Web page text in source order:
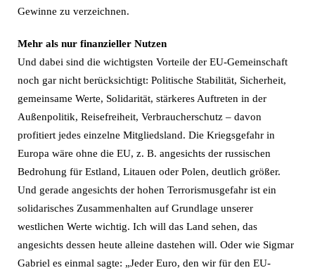
Gewinne zu verzeichnen.
Mehr als nur finanzieller Nutzen
Und dabei sind die wichtigsten Vorteile der EU-Gemeinschaft
noch gar nicht berücksichtigt: Politische Stabilität, Sicherheit,
gemeinsame Werte, Solidarität, stärkeres Auftreten in der
Außenpolitik, Reisefreiheit, Verbraucherschutz – davon
profitiert jedes einzelne Mitgliedsland. Die Kriegsgefahr in
Europa wäre ohne die EU, z. B. angesichts der russischen
Bedrohung für Estland, Litauen oder Polen, deutlich größer.
Und gerade angesichts der hohen Terrorismusgefahr ist ein
solidarisches Zusammenhalten auf Grundlage unserer
westlichen Werte wichtig. Ich will das Land sehen, das
angesichts dessen heute alleine dastehen will. Oder wie Sigmar
Gabriel es einmal sagte: „Jeder Euro, den wir für den EU-